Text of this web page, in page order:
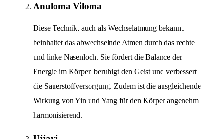
Anuloma Viloma
Diese Technik, auch als Wechselatmung bekannt,
beinhaltet das abwechselnde Atmen durch das rechte
und linke Nasenloch. Sie fördert die Balance der
Energie im Körper, beruhigt den Geist und verbessert
die Sauerstoffversorgung. Zudem ist die ausgleichende
Wirkung von Yin und Yang für den Körper angenehm
harmonisierend.